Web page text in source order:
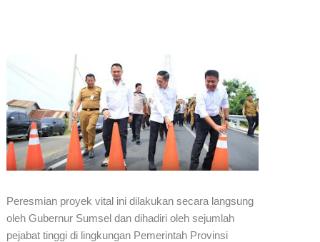
Peresmian proyek vital ini dilakukan secara langsung
oleh Gubernur Sumsel dan dihadiri oleh sejumlah
pejabat tinggi di lingkungan Pemerintah Provinsi